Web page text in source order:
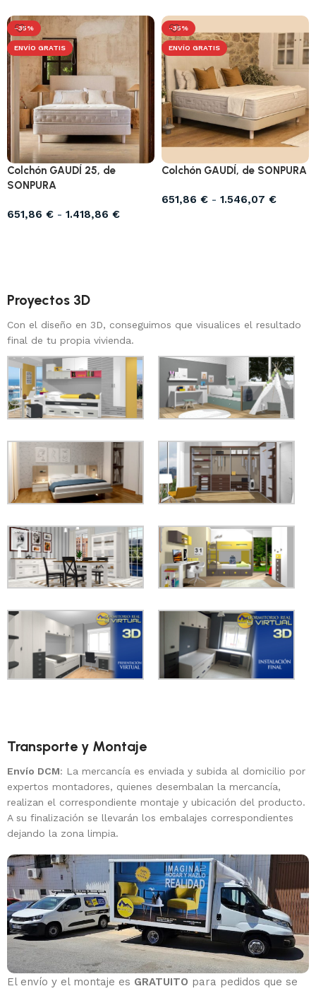
ENVÍO GRATIS
-35%
Colchón GAUDÍ 25, de
SONPURA
651,86 € - 1.418,86 €
ENVÍO GRATIS
-35%
Colchón GAUDÍ, de SONPURA
651,86 € - 1.546,07 €
Proyectos 3D
Con el diseño en 3D, conseguimos que visualices el resultado
final de tu propia vivienda.
Transporte y Montaje
Envío DCM: La mercancía es enviada y subida al domicilio por
expertos montadores, quienes desembalan la mercancía,
realizan el correspondiente montaje y ubicación del producto.
A su finalización se llevarán los embalajes correspondientes
dejando la zona limpia.
El envío y el montaje es GRATUITO para pedidos que se